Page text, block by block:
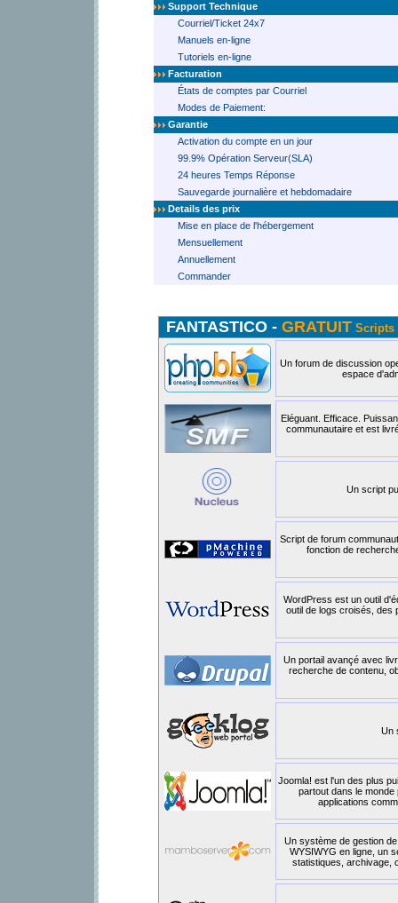
Support Technique
Courriel/Ticket 24x7
Manuels en-ligne
Tutoriels en-ligne
Facturation
États de comptes par Courriel
Modes de Paiement:
Garantie
Activation du compte en un jour
99.9% Opération Serveur(SLA)
24 heures Temps Réponse
Sauvegarde journalière et hebdomadaire
Details des prix
Mise en place de l'hébergement
Mensuellement
Annuellement
Commander
FANTASTICO - GRATUIT Scripts
Un forum de discussion
espace
Eléguant. Efficace.
communautaire et est
Un script
Script de forum
fonction de
WordPress est un outil
outil de logs croisés, des
Un portail avançé avec
recherche de contenu,
Un
Joomla! est l'un des plus
partout dans le
applications
Un système de gestion
WYSIWYG en ligne, un
statistiques, archivage,